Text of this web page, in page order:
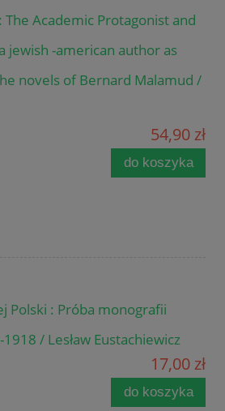
The Academic Protagonist and
jewish -american author as
novels of Bernard Malamud /
54,90 zł
do koszyka
Polski : Próba monografii
/ Lesław Eustachiewicz
17,00 zł
do koszyka